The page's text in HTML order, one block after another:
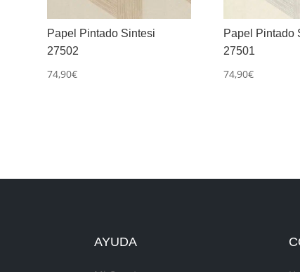
Papel Pintado Sintesi
27502
74,90€
Papel Pintado
27501
74,90€
AYUDA